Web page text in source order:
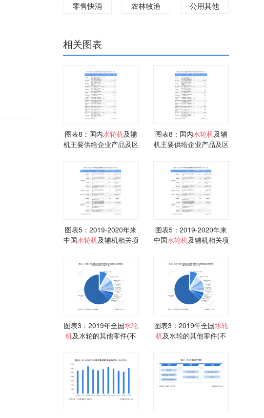
零售快消
农林牧渔 公用其他
相关图表
图表8：国内水轮机及辅
机主要供给企业产品及区
图表8：国内水轮机及辅
机主要供给企业产品及区
图表5：2019-2020年来
中国水轮机及辅机相关项
图表5：2019-2020年来
中国水轮机及辅机相关项
图表3：2019年全国水轮
机及水轮的其他零件(不
图表3：2019年全国水轮
机及水轮的其他零件(不